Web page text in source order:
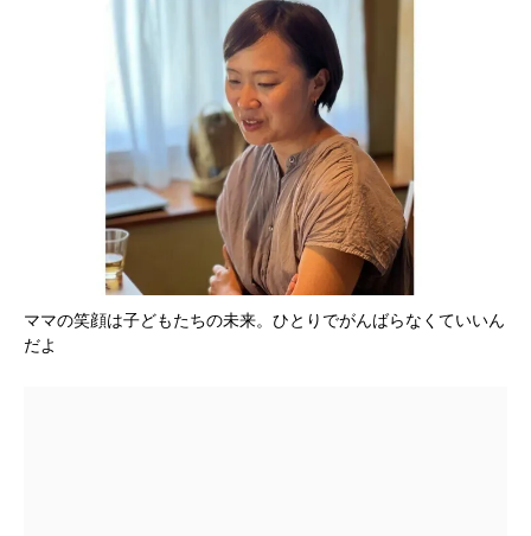
ママの笑顔は子どもたちの未来。ひとりでがんばらなくていいん
だよ